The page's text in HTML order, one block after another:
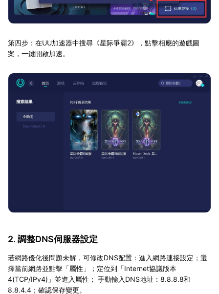
第四步：在UU加速器中搜尋《星际爭霸2》，點擊相應的遊戲圖
案，一鍵開啟加速。
2. 調整DNS伺服器設定
若網路優化後問題未解，可修改DNS配置：進入網路連接設定；選
擇當前網路並點擊「屬性」；定位到「Internet協議版本
4(TCP/IPv4)」並進入屬性； 手動輸入DNS地址：8.8.8.8和
8.8.4.4；確認保存變更。